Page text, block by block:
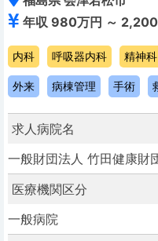
年収 980万円 ～ 2,200
内科 呼吸器内科 精神科
外来 病棟管理 手術
求人病院名
一般財団法人 竹田健康財
医療機関区分
一般病院